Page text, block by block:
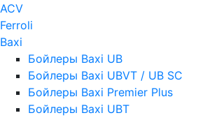
ACV
Ferroli
Baxi
Бойлеры Baxi UB
Бойлеры Baxi UBVT / UB SC
Бойлеры Baxi Premier Plus
Бойлеры Baxi UBT